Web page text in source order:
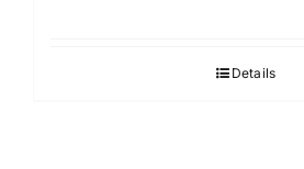
Details